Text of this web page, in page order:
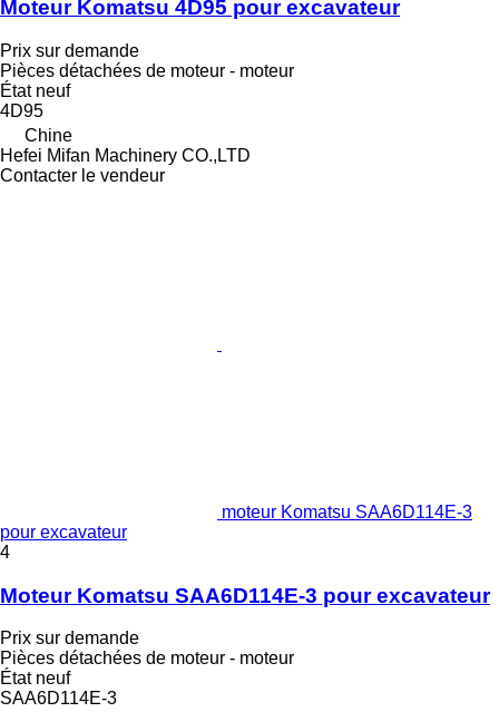
Moteur Komatsu 4D95 pour excavateur
Prix sur demande
Pièces détachées de moteur - moteur
Étatneuf
4D95
Chine
Hefei Mifan Machinery CO.,LTD
Contacter le vendeur
moteur Komatsu SAA6D114E-3
pour excavateur
4
Moteur Komatsu SAA6D114E-3 pour excavateur
Prix sur demande
Pièces détachées de moteur - moteur
Étatneuf
SAA6D114E-3